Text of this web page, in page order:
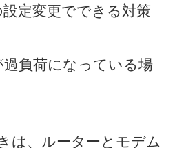
定変更でできる対策
過負荷になっている場
は、ルーターとモデム